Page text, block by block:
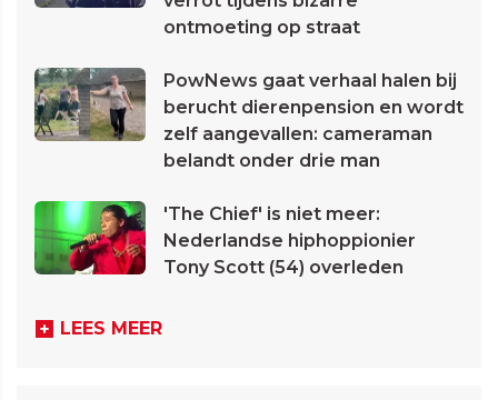
ontmoeting op straat
PowNews gaat verhaal halen bij
berucht dierenpension en wordt
zelf aangevallen: cameraman
belandt onder drie man
'The Chief' is niet meer:
Nederlandse hiphoppionier
Tony Scott (54) overleden
LEES MEER